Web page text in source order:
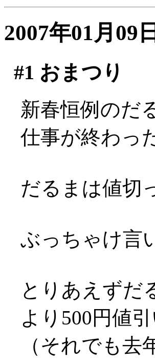
2007年01月09
#1 おまつり
新春恒例のだ
仕事が終わっ
だるまは値切
ぶっちゃけ言
とりあえずだ
より500円値
（それでも